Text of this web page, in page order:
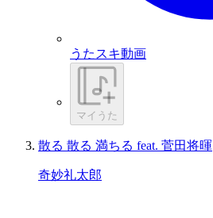
うたスキ動画
マイうた
散る 散る 満ちる feat. 菅田将暉
奇妙礼太郎